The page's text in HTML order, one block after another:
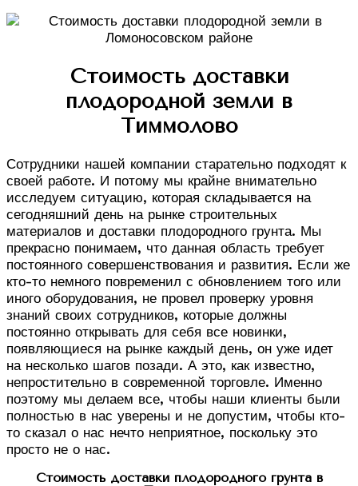
Стоимость доставки
плодородной земли в
Тиммолово
Сотрудники нашей компании старательно подходят к
своей работе. И потому мы крайне внимательно
исследуем ситуацию, которая складывается на
сегодняшний день на рынке строительных
материалов и доставки плодородного грунта. Мы
прекрасно понимаем, что данная область требует
постоянного совершенствования и развития. Если же
кто-то немного повременил с обновлением того или
иного оборудования, не провел проверку уровня
знаний своих сотрудников, которые должны
постоянно открывать для себя все новинки,
появляющиеся на рынке каждый день, он уже идет
на несколько шагов позади. А это, как известно,
непростительно в современной торговле. Именно
поэтому мы делаем все, чтобы наши клиенты были
полностью в нас уверены и не допустим, чтобы кто-
то сказал о нас нечто неприятное, поскольку это
просто не о нас.
Стоимость доставки плодородного грунта в